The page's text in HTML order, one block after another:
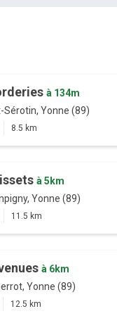
à 134m
Sérotin, Yonne (89)
8.5 km
à 5km
Yonne (89)
11.5 km
à 6km
Yonne (89)
12.5 km